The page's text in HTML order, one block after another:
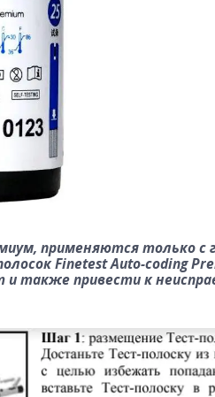
применяются только с
Finetest Auto-coding
также привести к